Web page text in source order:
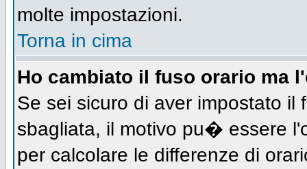
molte impostazioni.
Torna in cima
Ho cambiato il fuso orario ma
Se sei sicuro di aver impostato
sbagliata, il motivo pu� essere
per calcolare le differenze di